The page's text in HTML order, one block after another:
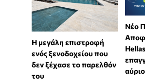
Η μεγάλη επιστροφή
ενός ξενοδοχείου που
δεν ξέχασε το παρελθόν
του
Νέο
αύριο